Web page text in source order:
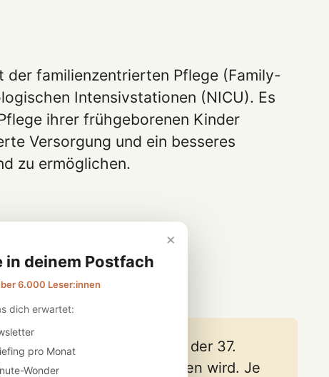
der familienzentrierten Pflege (Family-
Intensivstationen (NICU). Es
ihrer frühgeborenen Kinder
Versorgung und ein besseres
zu ermöglichen.
wenn es vor Vollendung der 37.
vor 37 + 0 SSW) geboren wird. Je
×
in deinem Postfach
6.000 Leser:innen
dich erwartet:
pro Monat
Wonder